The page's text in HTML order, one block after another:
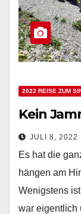
2022 REISE ZUM
Kein
JULI 8, 2022
Es hat die
hängen am
Wenigstens
war